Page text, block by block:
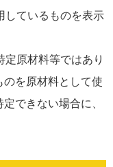
しているものを表示
定原材料等ではあり
のを原材料として使
できない場合に、